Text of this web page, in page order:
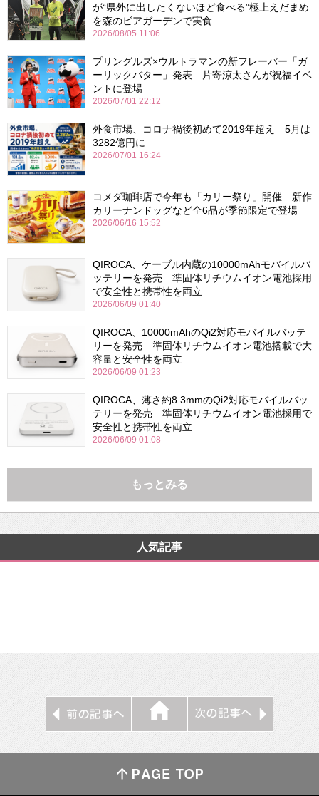
が“県外に出したくないほど食べる”極上えだまめ
を森のビアガーデンで実食
2026/08/05 11:06
プリングルズ×ウルトラマンの新フレーバー「ガ
ーリックバター」発表 片寄涼太さんが祝福イベ
ントに登場
2026/07/01 22:12
外食市場、コロナ禍後初めて2019年超え 5月は
3282億円に
2026/07/01 16:24
コメダ珈琲店で今年も「カリー祭り」開催 新作
カリーナンドッグなど全6品が季節限定で登場
2026/06/16 15:52
QIROCA、ケーブル内蔵の10000mAhモバイルバ
ッテリーを発売 準固体リチウムイオン電池採用
で安全性と携帯性を両立
2026/06/09 01:40
QIROCA、10000mAhのQi2対応モバイルバッテ
リーを発売 準固体リチウムイオン電池搭載で大
容量と安全性を両立
2026/06/09 01:23
QIROCA、薄さ約8.3mmのQi2対応モバイルバッ
テリーを発売 準固体リチウムイオン電池採用で
安全性と携帯性を両立
2026/06/09 01:08
もっとみる
人気記事